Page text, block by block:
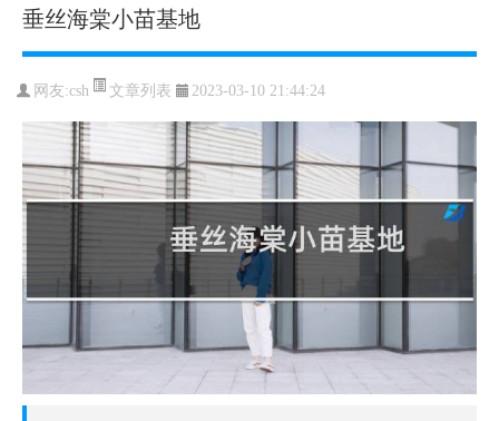
垂丝海棠小苗基地
网友:csh 文章列表 2023-03-10 21:44:24